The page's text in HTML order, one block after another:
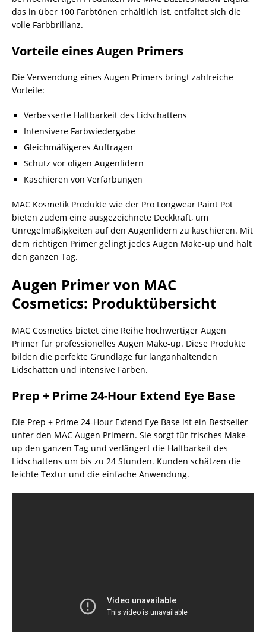
das in über 100 Farbtönen erhältlich ist, entfaltet sich die
volle Farbbrillanz.
Vorteile eines Augen Primers
Die Verwendung eines Augen Primers bringt zahlreiche
Vorteile:
Verbesserte Haltbarkeit des Lidschattens
Intensivere Farbwiedergabe
Gleichmäßigeres Auftragen
Schutz vor öligen Augenlidern
Kaschieren von Verfärbungen
MAC Kosmetik Produkte wie der Pro Longwear Paint Pot
bieten zudem eine ausgezeichnete Deckkraft, um
Unregelmäßigkeiten auf den Augenlidern zu kaschieren. Mit
dem richtigen Primer gelingt jedes Augen Make-up und hält
den ganzen Tag.
Augen Primer von MAC
Cosmetics: Produktübersicht
MAC Cosmetics bietet eine Reihe hochwertiger Augen
Primer für professionelles Augen Make-up. Diese Produkte
bilden die perfekte Grundlage für langanhaltenden
Lidschatten und intensive Farben.
Prep + Prime 24-Hour Extend Eye Base
Die Prep + Prime 24-Hour Extend Eye Base ist ein Bestseller
unter den MAC Augen Primern. Sie sorgt für frisches Make-
up den ganzen Tag und verlängert die Haltbarkeit des
Lidschattens um bis zu 24 Stunden. Kunden schätzen die
leichte Textur und die einfache Anwendung.